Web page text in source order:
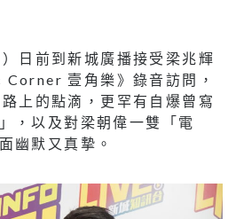
日前到新城廣播接受梁兆輝
壹角樂》錄音訪問，
上的點滴，更罕有自爆曾寫
，以及對梁朝偉一雙「電
幽默又真摯。